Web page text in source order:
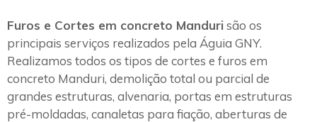
Furos e Cortes em concreto Manduri são os
principais serviços realizados pela Águia GNY.
Realizamos todos os tipos de cortes e furos em
concreto Manduri, demolição total ou parcial de
grandes estruturas, alvenaria, portas em estruturas
pré-moldadas, canaletas para fiação, aberturas de